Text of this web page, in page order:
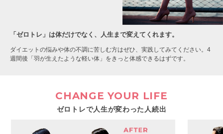
「ゼロトレ」は体だけでなく、人生まで変えてくれます。
ダイエットの悩みや体の不調に苦しむ方はぜひ、実践してみてください。4
週間後「羽が生えたような軽い体」をきっと体感できるはずです。
CHANGE YOUR LIFE
ゼロトレで人生が変わった人続出